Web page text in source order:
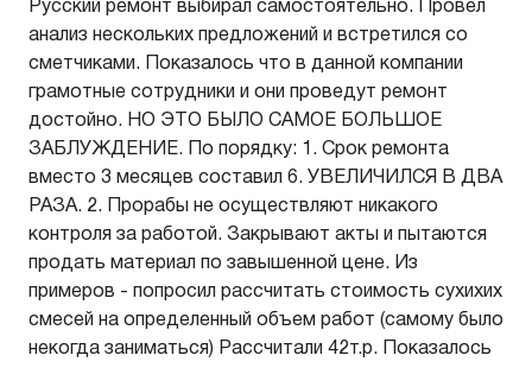
Русский ремонт выбирал самостоятельно. Провел
анализ нескольких предложений и встретился со
сметчиками. Показалось что в данной компании
грамотные сотрудники и они проведут ремонт
достойно. НО ЭТО БЫЛО САМОЕ БОЛЬШОЕ
ЗАБЛУЖДЕНИЕ. По порядку: 1. Срок ремонта
вместо 3 месяцев составил 6. УВЕЛИЧИЛСЯ В ДВА
РАЗА. 2. Прорабы не осуществляют никакого
контроля за работой. Закрывают акты и пытаются
продать материал по завышенной цене. Из
примеров - попросил рассчитать стоимость сухихих
смесей на определенный объем работ (самому было
некогда заниматься) Рассчитали 42т.р. Показалось